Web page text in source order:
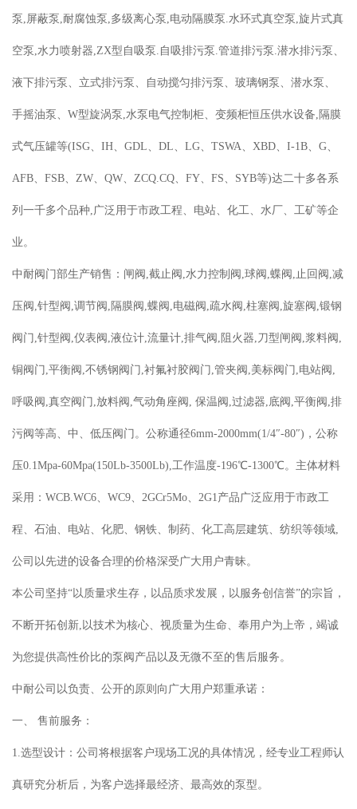
泵,屏蔽泵,耐腐蚀泵,多级离心泵,电动隔膜泵.水环式真空泵,旋片式真
空泵,水力喷射器,ZX型自吸泵.自吸排污泵.管道排污泵.潜水排污泵、
液下排污泵、立式排污泵、自动搅匀排污泵、玻璃钢泵、潜水泵、
手摇油泵、W型旋涡泵,水泵电气控制柜、变频柜恒压供水设备,隔膜
式气压罐等(ISG、IH、GDL、DL、LG、TSWA、XBD、I-1B、G、
AFB、FSB、ZW、QW、ZCQ.CQ、FY、FS、SYB等)达二十多各系
列一千多个品种,广泛用于市政工程、电站、化工、水厂、工矿等企
业。
中耐阀门部生产销售：闸阀,截止阀,水力控制阀,球阀,蝶阀,止回阀,减
压阀,针型阀,调节阀,隔膜阀,蝶阀,电磁阀,疏水阀,柱塞阀,旋塞阀,锻钢
阀门,针型阀,仪表阀,液位计,流量计,排气阀,阻火器,刀型闸阀,浆料阀,
铜阀门,平衡阀,不锈钢阀门,衬氟衬胶阀门,管夹阀,美标阀门,电站阀,
呼吸阀,真空阀门,放料阀,气动角座阀, 保温阀,过滤器,底阀,平衡阀,排
污阀等高、中、低压阀门。公称通径6mm-2000mm(1/4″-80″)，公称
压0.1Mpa-60Mpa(150Lb-3500Lb),工作温度-196℃-1300℃。主体材料
采用：WCB.WC6、WC9、2GCr5Mo、2G1产品广泛应用于市政工
程、石油、电站、化肥、钢铁、制药、化工高层建筑、纺织等领域,
公司以先进的设备合理的价格深受广大用户青昧。
本公司坚持“以质量求生存，以品质求发展，以服务创信誉”的宗旨，
不断开拓创新,以技术为核心、视质量为生命、奉用户为上帝，竭诚
为您提供高性价比的泵阀产品以及无微不至的售后服务。
中耐公司以负责、公开的原则向广大用户郑重承诺：
一、 售前服务：
1.选型设计：公司将根据客户现场工况的具体情况，经专业工程师认
真研究分析后，为客户选择最经济、最高效的泵型。